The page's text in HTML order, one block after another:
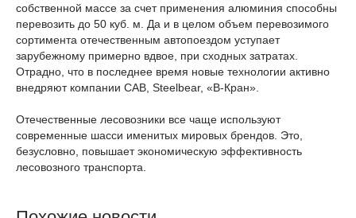
собственной массе за счет применения алюминия способны
перевозить до 50 куб. м. Да и в целом объем перевозимого
сортимента отечественным автопоездом уступает
зарубежному примерно вдвое, при сходных затратах.
Отрадно, что в последнее время новые технологии активно
внедряют компании САВ, Steelbear, «B-Кран».
Отечественные лесовозники все чаще используют
современные шасси именитых мировых брендов. Это,
безусловно, повышает экономическую эффективность
лесовозного транспорта.